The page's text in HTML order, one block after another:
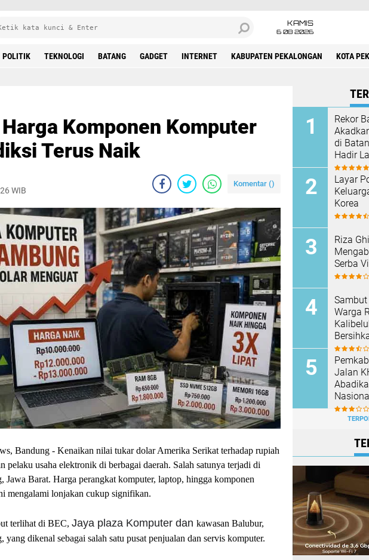
KAMIS
6 08 2026
POLITIK TEKNOLOGI BATANG GADGET INTERNET KABUPATEN PEKALONGAN KOTA
Komponen Komputer
Terus Naik
WIB
Komentar ()
Bandung - Kenaikan nilai tukar dolar Amerika Serikat terhadap rupiah
pelaku usaha elektronik di berbagai daerah. Salah satunya terjadi di
Jawa Barat. Harga perangkat komputer, laptop, hingga komponen
mengalami lonjakan cukup signifikan.
terlihat di BEC, Jaya plaza Komputer dan kawasan Balubur,
yang dikenal sebagai salah satu pusat penjualan dan servis komputer.
Rekor
di
Hadir
Layar
Korea
Riza
Serba
Sambut
Warga
Jalan